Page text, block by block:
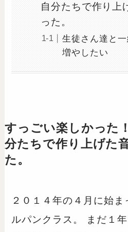
自分たちで作り上
った。
生徒さん達と
増やしたい
すっごい楽しかった
分たちで作り上げた
た。
２０１４年の４月に始
ルパンクラス。 まだ１